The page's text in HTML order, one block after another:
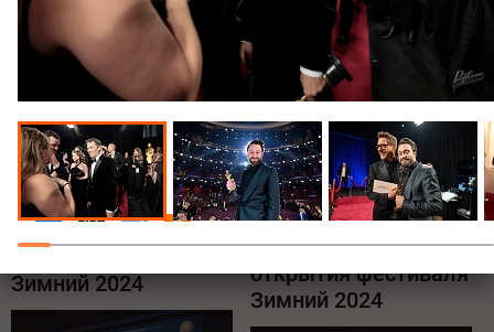
Все новости о фестивале Сандэнс
Все новости о премии Золотой
глобус
7 декабря, Москва
Церемония
Зимний 2024
1 декабря, Москва, кинотеатр
Художественный
Церемония
открытия фестиваля
Зимний 2024
Поделиться: